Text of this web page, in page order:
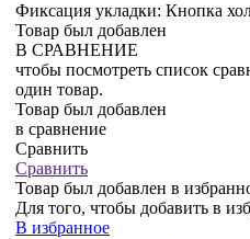
Фиксация укладки: Кнопка
Товар был добавлен
В СРАВНЕНИЕ
чтобы посмотреть список
один товар.
Товар был добавлен
в сравнение
Сравнить
Сравнить
Товар был добавлен в
Для того, чтобы добавить в
В избранное